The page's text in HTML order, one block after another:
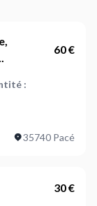
60 €
:
35740 Pacé
30 €